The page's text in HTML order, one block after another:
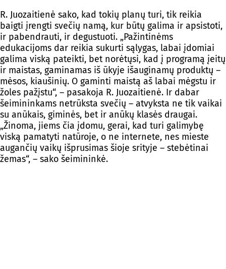
R. Juozaitienė sako, kad tokių planų turi, tik reikia
baigti įrengti svečių namą, kur būtų galima ir apsistoti,
ir pabendrauti, ir degustuoti. „Pažintinėms
edukacijoms dar reikia sukurti sąlygas, labai įdomiai
galima viską pateikti, bet norėtųsi, kad į programą įeitų
ir maistas, gaminamas iš ūkyje išauginamų produktų –
mėsos, kiaušinių. O gaminti maistą aš labai mėgstu ir
žoles pažįstu“, – pasakoja R. Juozaitienė. Ir dabar
šeimininkams netrūksta svečių – atvyksta ne tik vaikai
su anūkais, giminės, bet ir anūkų klasės draugai.
„Žinoma, jiems čia įdomu, gerai, kad turi galimybę
viską pamatyti natūroje, o ne internete, nes mieste
augančių vaikų išprusimas šioje srityje – stebėtinai
žemas“, – sako šeimininkė.